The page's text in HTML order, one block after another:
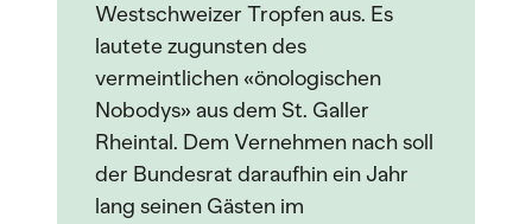
Westschweizer Tropfen aus. Es
lautete zugunsten des
vermeintlichen «önologischen
Nobodys» aus dem St. Galler
Rheintal. Dem Vernehmen nach soll
der Bundesrat daraufhin ein Jahr
lang seinen Gästen im